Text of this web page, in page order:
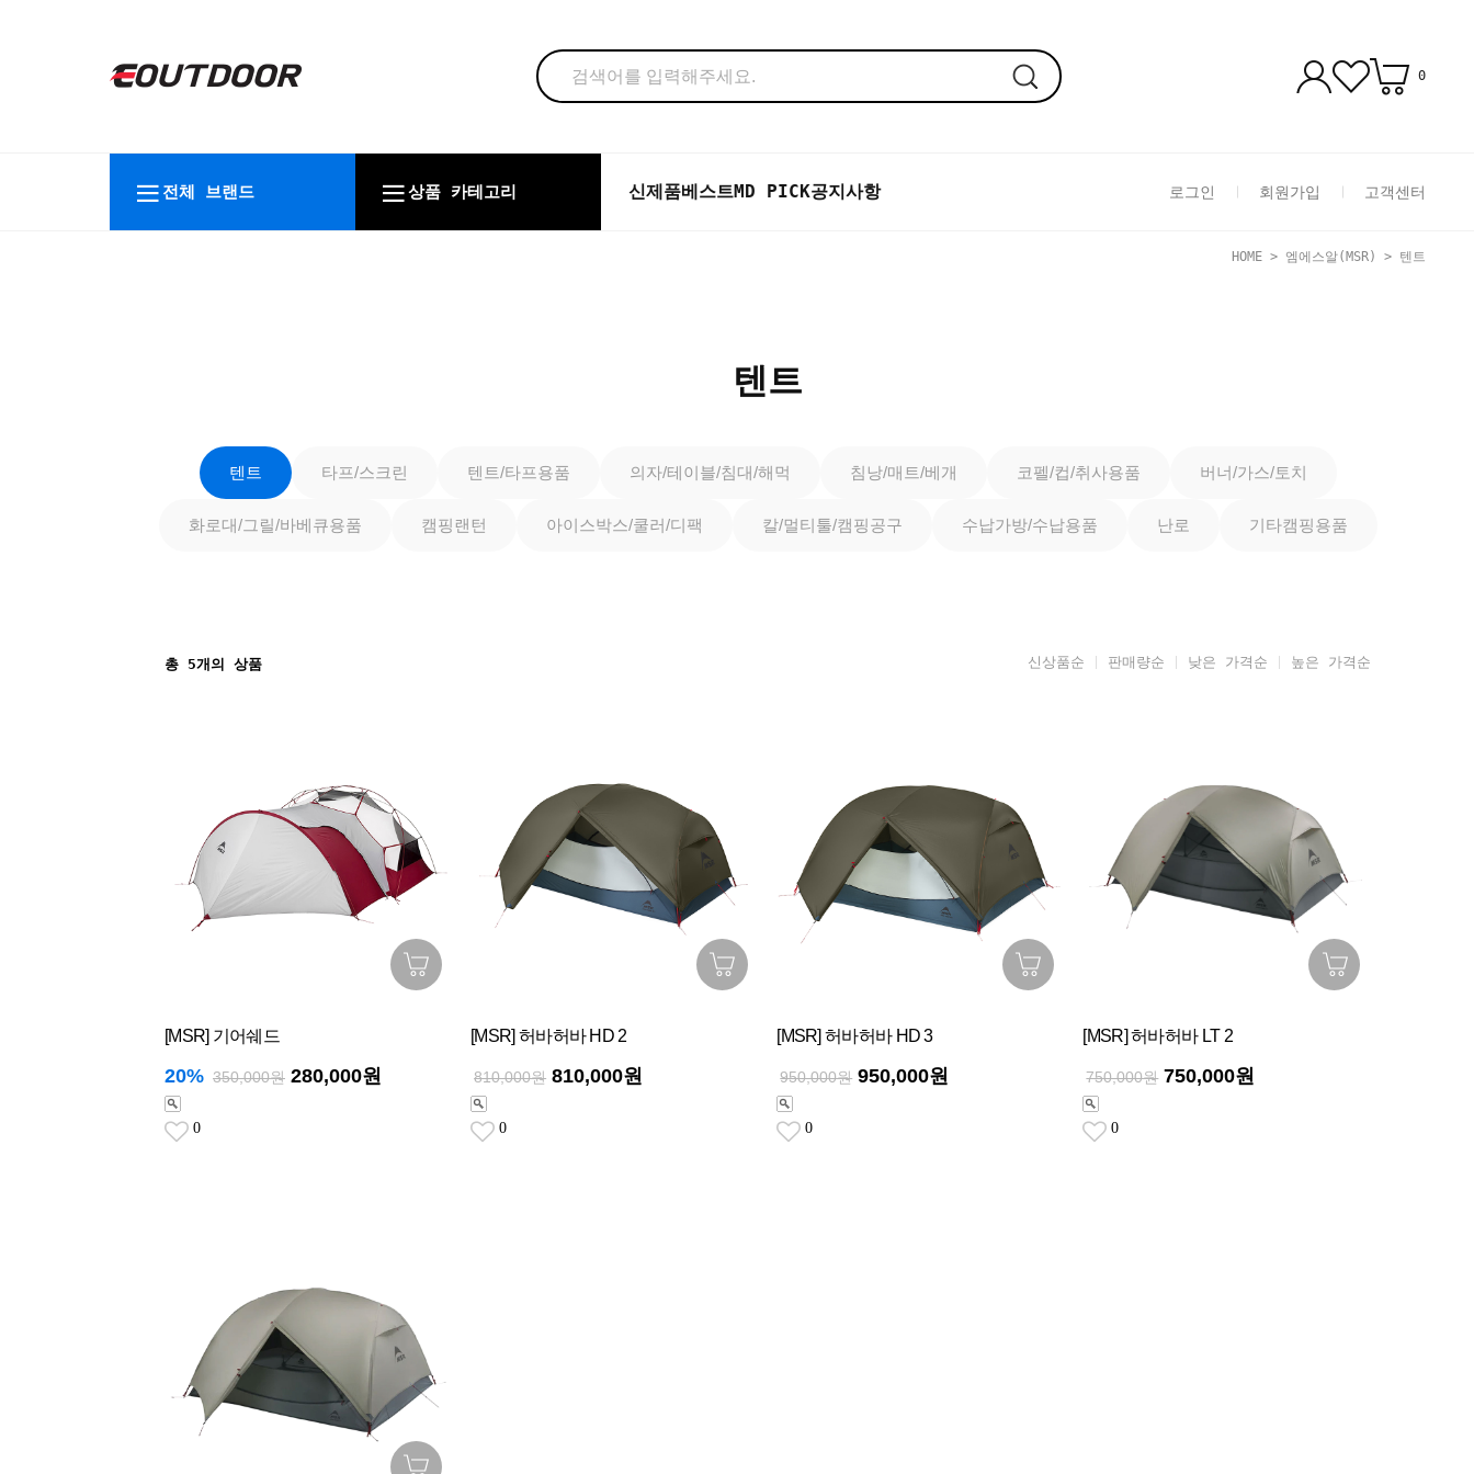
0
전체 브랜드 상품 카테고리 신제품베스트MD PICK공지사항 로그인 회원가입 고객센터
HOME > 엠에스알(MSR) > 텐트
텐트
텐트 타프/스크린 텐트/타프용품 의자/테이블/침대/해먹 침낭/매트/베개 코펠/컵/취사용품 버너/가스/토치
화로대/그릴/바베큐용품 캠핑랜턴 아이스박스/쿨러/디팩 칼/멀티툴/캠핑공구 수납가방/수납용품 난로 기타캠핑용품
총 5개의 상품 신상품순 판매량순 낮은 가격순 높은 가격순
[MSR] 기어쉐드
20% 350,000원 280,000원
0
[MSR] 허바허바 HD 2
810,000원 810,000원
0
[MSR] 허바허바 HD 3
950,000원 950,000원
0
[MSR] 허바허바 LT 2
750,000원 750,000원
0